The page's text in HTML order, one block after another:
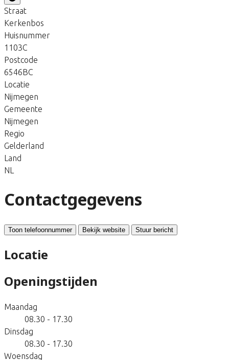
Straat
Kerkenbos
Huisnummer
1103C
Postcode
6546BC
Locatie
Nijmegen
Gemeente
Nijmegen
Regio
Gelderland
Land
NL
Contactgegevens
Toon telefoonnummer Bekijk website Stuur bericht
Locatie
Openingstijden
Maandag
08.30 - 17.30
Dinsdag
08.30 - 17.30
Woensdag